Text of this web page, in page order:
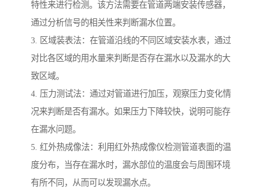
特性来进行检测。该方法需要在管道两端安装传感器，
通过分析信号的相关性来判断漏水位置。
3. 区域装表法：在管道沿线的不同区域安装水表，通过
对比各区域的用水量来判断是否存在漏水以及漏水的大
致区域。
4. 压力测试法：通过对管道进行加压，观察压力变化情
况来判断是否有漏水。如果压力下降较快，说明可能存
在漏水问题。
5. 红外热成像法：利用红外热成像仪检测管道表面的温
度分布，当存在漏水时，漏水部位的温度会与周围环境
有所不同，从而可以发现漏水点。